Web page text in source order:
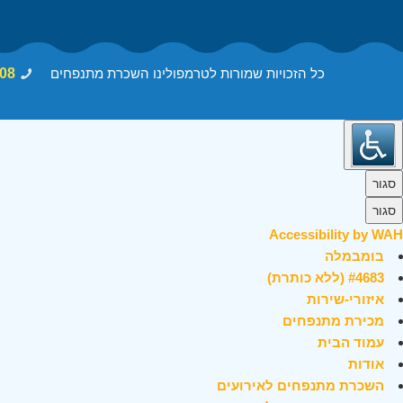
כל הזכויות שמורות לטרמפולינו השכרת מתנפחים
סגור
סגור
Accessibility by WAH
בומבמלה
#4683 (ללא כותרת)
איזורי-שירות
מכירת מתנפחים
עמוד הבית
אודות
השכרת מתנפחים לאירועים